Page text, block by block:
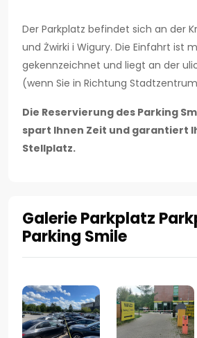
Der Parkplatz befindet sich an der
und Żwirki i Wigury. Die Einfahrt ist
gekennzeichnet und liegt an der
(wenn Sie in Richtung
Die Reservierung des Parking
spart Ihnen Zeit und garantiert
Stellplatz.
Galerie Parkplatz
Parking Smile